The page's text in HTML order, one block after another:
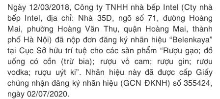
Ngày 12/03/2018, Công ty TNHH nhà bếp Intel (Cty nhà
bếp Intel, địa chỉ: Nhà 35D, ngõ số 71, đường Hoàng
Mai, phường Hoàng Văn Thụ, quận Hoàng Mai, thành
phố Hà Nội) đã nộp đơn đăng ký nhãn hiệu “Belenkaya”
tại Cục Sở hữu trí tuệ cho các sản phẩm “Rượu gạo; đồ
uống có cồn (trừ bia); rượu vỏ cam; rượu gin; rượu
vodka; rượu uýt ki”. Nhãn hiệu này đã được cấp Giấy
chứng nhận đăng ký nhãn hiệu (GCN ĐKNH) số 355424,
ngày 02/07/2020.